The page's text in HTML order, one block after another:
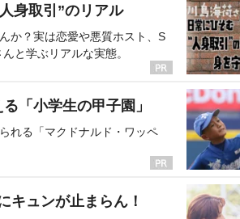
身取引”のリアル
か？実は恋愛や悪質ホスト、S
と学ぶリアルな実態。
「小学生の甲子園」
れる「マクドナルド・ワッペ
キュンが止まらん！